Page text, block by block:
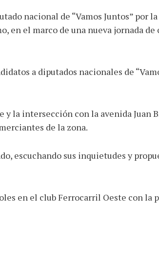
nacional de “Vamos Juntos” por
en el marco de una nueva jornada
a diputados nacionales de
la intersección con la avenida Juan
de la zona.
escuchando sus inquietudes y
en el club Ferrocarril Oeste con la